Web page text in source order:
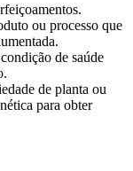
ou processo que
de saúde
de planta ou
para obter